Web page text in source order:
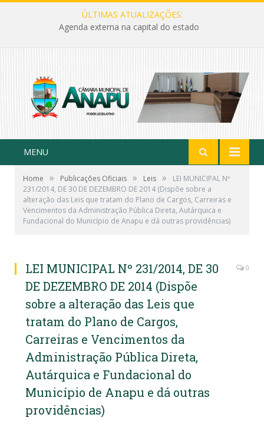
ÚLTIMAS ATUALIZAÇÕES:
Agenda externa na capital do estado
MENU
Home » Publicações Oficiais » Leis »
LEI MUNICIPAL Nº
231/2014, DE 30 DE DEZEMBRO DE 2014 (Dispõe sobre a
alteração das Leis que tratam do Plano de Cargos, Carreiras e
Vencimentos da Administração Pública Direta, Autárquica e
Fundacional do Município de Anapu e dá outras providências)
LEI MUNICIPAL Nº 231/2014, DE 30
DE DEZEMBRO DE 2014 (Dispõe
sobre a alteração das Leis que
tratam do Plano de Cargos,
Carreiras e Vencimentos da
Administração Pública Direta,
Autárquica e Fundacional do
Município de Anapu e dá outras
providências)
0